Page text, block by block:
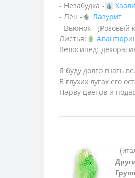
- Незабудка -
- Лён -
Лазурит
- Вьюнок - [Розовый
Листья:
Велосипед:
Я буду долго гнать
В глухих лугах его
Нарву цветов и
-